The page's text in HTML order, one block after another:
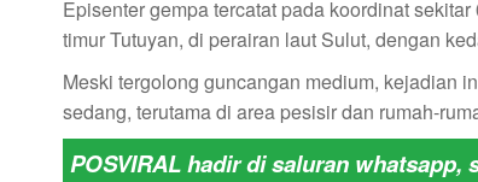
Episenter gempa tercatat pada koordinat
timur Tutuyan, di perairan laut Sulut, dengan
Meski tergolong guncangan medium, kejadian
sedang, terutama di area pesisir dan
POSVIRAL hadir di saluran whatsapp,